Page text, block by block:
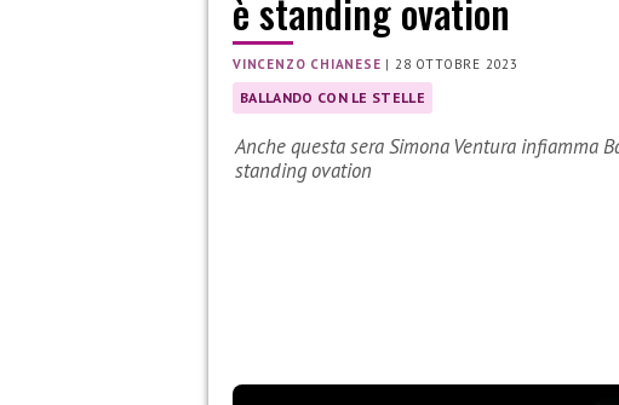
è standing ovation
VINCENZO CHIANESE |28 OTTOBRE 2023
BALLANDO CON LE STELLE
Anche questa sera Simona Ventura infiamma
standing ovation